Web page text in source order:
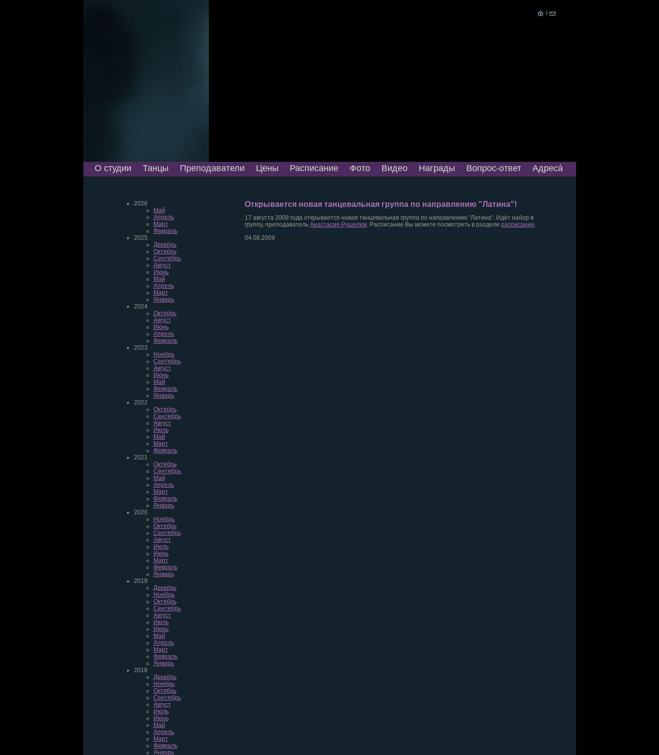
О студии Танцы Преподаватели Цены Расписание Фото Видео Награды Вопрос-ответ Адресá
2026
Май
Апрель
Март
Февраль
2025
Декабрь
Октябрь
Сентябрь
Август
Июнь
Май
Апрель
Март
Январь
2024
Октябрь
Август
Июнь
Апрель
Февраль
2023
Ноябрь
Сентябрь
Август
Июнь
Май
Февраль
Январь
2022
Октябрь
Сентябрь
Август
Июль
Май
Март
Февраль
2021
Октябрь
Сентябрь
Май
Апрель
Март
Февраль
Январь
2020
Ноябрь
Октябрь
Сентябрь
Август
Июль
Июнь
Март
Февраль
Январь
2019
Декабрь
Ноябрь
Октябрь
Сентябрь
Август
Июль
Июнь
Май
Апрель
Март
Февраль
Январь
2018
Декабрь
Ноябрь
Октябрь
Сентябрь
Август
Июль
Июнь
Май
Апрель
Март
Февраль
Январь
Открывается новая танцевальная группа по направлению "Латина"!
17 августа 2009 года открывается новая танцевальная группа по направлению "Латина". Идёт набор в
группу, преподаватель Анастасия Рушелюк. Расписание Вы можете посмотреть в разделе расписание
04.08.2009